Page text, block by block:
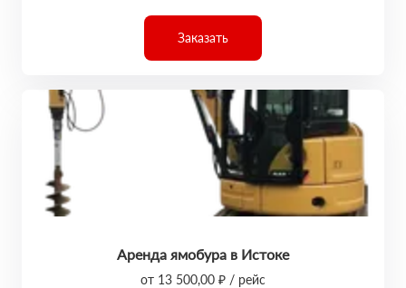
Заказать
Аренда ямобура в Истоке
от 13 500,00 ₽ / рейс